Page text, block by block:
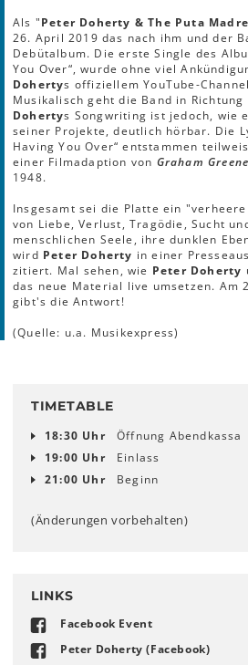
Als "Peter Doherty & The Puta
26. April 2019 das nach ihm und der
Debütalbum. Die erste Single des
You Over“, wurde ohne viel
Dohertys offiziellem YouTube-
Musikalisch geht die Band in Richtung
Dohertys Songwriting ist jedoch, wie
seiner Projekte, deutlich hörbar. Die
Having You Over“ entstammen
einer Filmadaption von Graham
1948.
Insgesamt sei die Platte ein
von Liebe, Verlust, Tragödie, Sucht
menschlichen Seele, ihre dunklen
wird Peter Doherty in einer
zitiert. Mal sehen, wie Peter Doherty
das neue Material live umsetzen. Am
gibt's die Antwort!
(Quelle: u.a. Musikexpress)
TIMETABLE
18:30 Uhr
Öffnung Abendkassa
19:00 Uhr
Einlass
21:00 Uhr
Beginn
(Änderungen vorbehalten)
LINKS
Facebook Event
Peter Doherty (Facebook)